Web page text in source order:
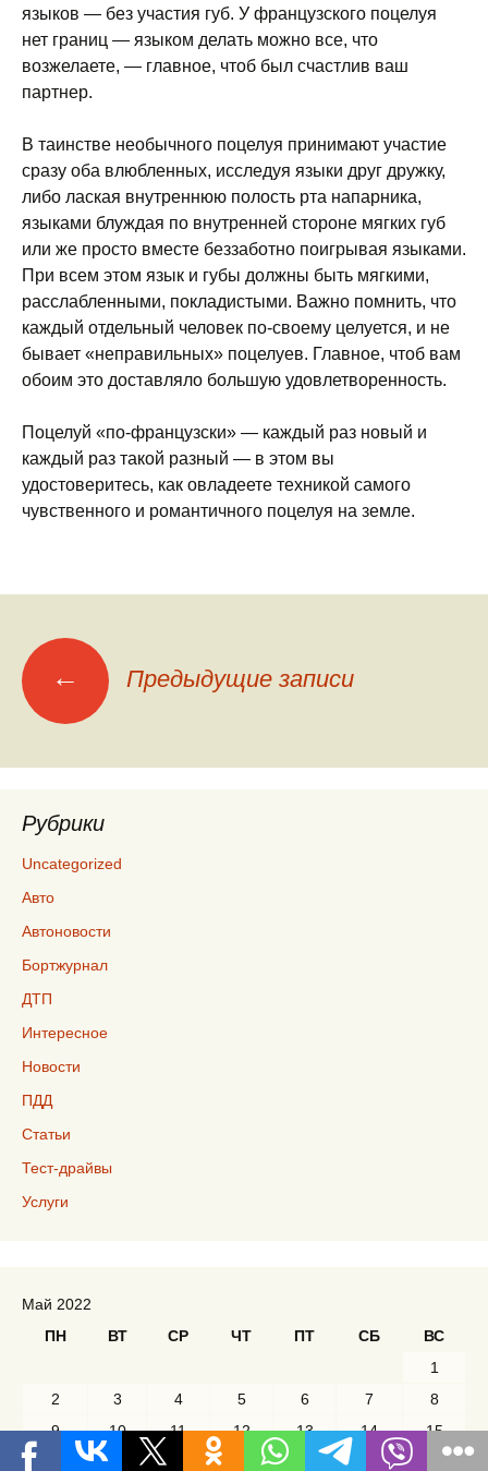
языков — без участия губ. У французского поцелуя
нет границ — языком делать можно все, что
возжелаете, — главное, чтоб был счастлив ваш
партнер.
В таинстве необычного поцелуя принимают участие
сразу оба влюбленных, исследуя языки друг дружку,
либо лаская внутреннюю полость рта напарника,
языками блуждая по внутренней стороне мягких губ
или же просто вместе беззаботно поигрывая языками.
При всем этом язык и губы должны быть мягкими,
расслабленными, покладистыми. Важно помнить, что
каждый отдельный человек по-своему целуется, и не
бывает «неправильных» поцелуев. Главное, чтоб вам
обоим это доставляло большую удовлетворенность.
Поцелуй «по-французски» — каждый раз новый и
каждый раз такой разный — в этом вы
удостоверитесь, как овладеете техникой самого
чувственного и романтичного поцелуя на земле.
Навигация
← Предыдущие записи
Рубрики
Uncategorized
Авто
Автоновости
Бортжурнал
ДТП
Интересное
Новости
ПДД
Статьи
Тест-драйвы
Услуги
Май 2022
ПН
ВТ СР ЧТ ПТ СБ
ВС
1
2
3 4 5 6 7
8
9
10 11 12 13 14
15
17